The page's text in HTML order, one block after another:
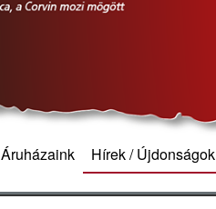
Áruházaink Hírek / Újdonságok